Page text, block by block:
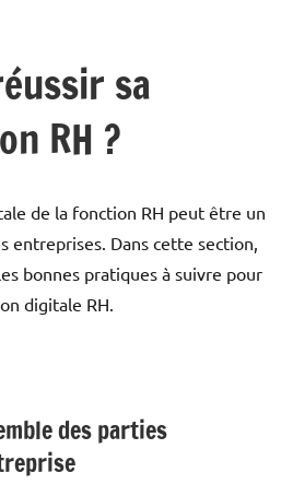
sa
RH ?
de la fonction RH peut être un
entreprises. Dans cette section,
bonnes pratiques à suivre pour
digitale RH.
des parties